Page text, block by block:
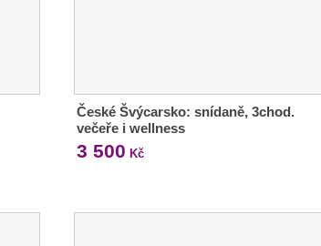
České Švýcarsko: snídaně, 3chod.
večeře i wellness
3 500 Kč